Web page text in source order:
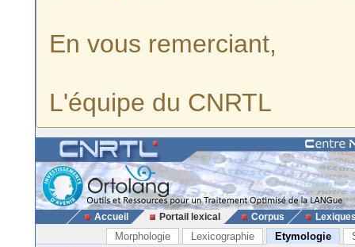
En vous remerciant,
L'équipe du CNRTL
Accueil Portail lexical Corpus
Morphologie Lexicographie Etymologie